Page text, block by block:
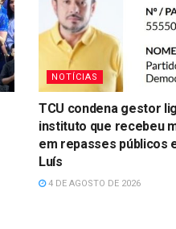
NOTÍCIAS
TCU condena gestor
instituto que recebeu
em repasses públicos
Luís
4 DE AGOSTO DE 2026